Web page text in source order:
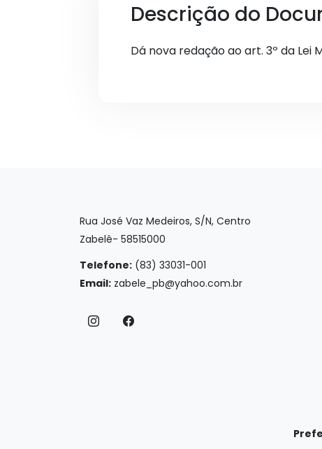
Descrição do
Dá nova redação ao art. 3º da Lei
Rua José Vaz Medeiros, S/N, Centro
Zabelê- 58515000
Telefone: (83) 33031-001
Email: zabele_pb@yahoo.com.br